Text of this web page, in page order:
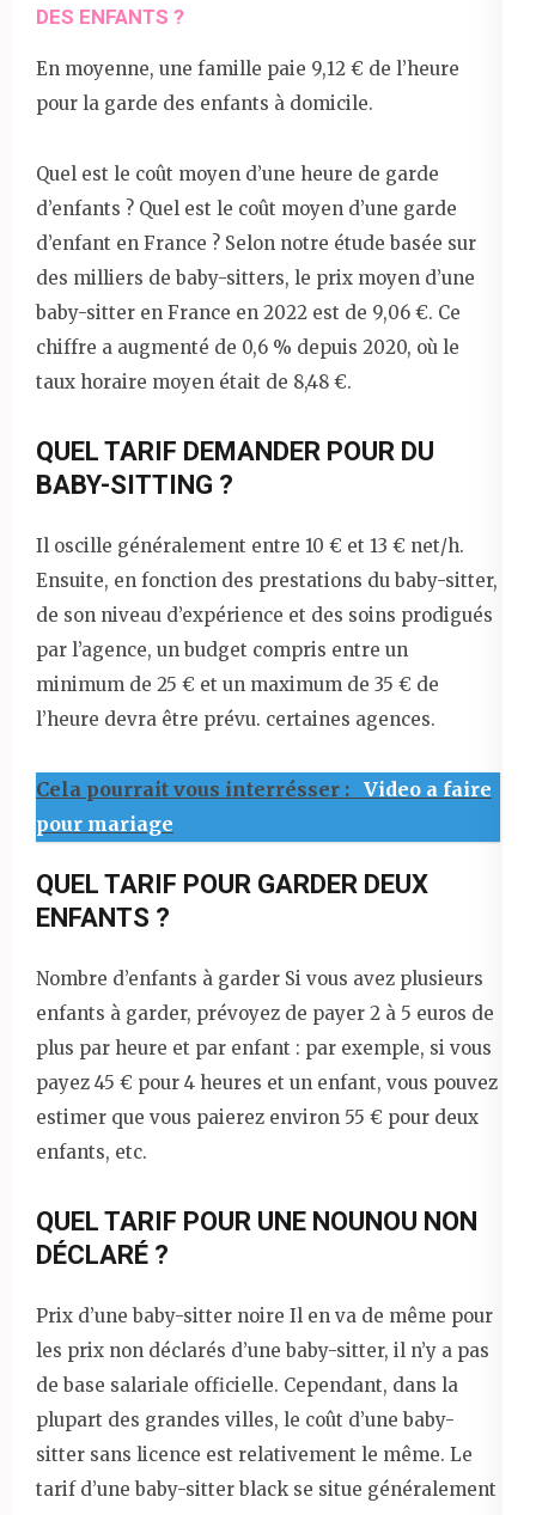
DES ENFANTS ?
En moyenne, une famille paie 9,12 € de l’heure
pour la garde des enfants à domicile.
Quel est le coût moyen d’une heure de garde
d’enfants ? Quel est le coût moyen d’une garde
d’enfant en France ? Selon notre étude basée sur
des milliers de baby-sitters, le prix moyen d’une
baby-sitter en France en 2022 est de 9,06 €. Ce
chiffre a augmenté de 0,6 % depuis 2020, où le
taux horaire moyen était de 8,48 €.
QUEL TARIF DEMANDER POUR DU
BABY-SITTING ?
Il oscille généralement entre 10 € et 13 € net/h.
Ensuite, en fonction des prestations du baby-sitter,
de son niveau d’expérience et des soins prodigués
par l’agence, un budget compris entre un
minimum de 25 € et un maximum de 35 € de
l’heure devra être prévu. certaines agences.
Cela pourrait vous interrésser : Video a faire
pour mariage
QUEL TARIF POUR GARDER DEUX
ENFANTS ?
Nombre d’enfants à garder Si vous avez plusieurs
enfants à garder, prévoyez de payer 2 à 5 euros de
plus par heure et par enfant : par exemple, si vous
payez 45 € pour 4 heures et un enfant, vous pouvez
estimer que vous paierez environ 55 € pour deux
enfants, etc.
QUEL TARIF POUR UNE NOUNOU NON
DÉCLARÉ ?
Prix ​​d’une baby-sitter noire Il en va de même pour
les prix non déclarés d’une baby-sitter, il n’y a pas
de base salariale officielle. Cependant, dans la
plupart des grandes villes, le coût d’une baby-
sitter sans licence est relativement le même. Le
tarif d’une baby-sitter black se situe généralement